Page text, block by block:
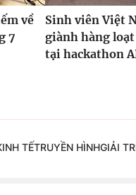
về
7
Sinh viên Việt
giành hàng
tại hackathon
TẾTRUYỀN HÌNHGIẢI